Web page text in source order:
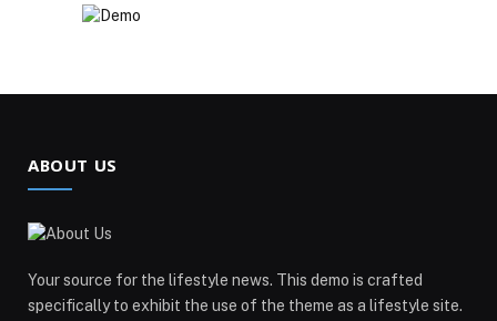
ABOUT US
Your source for the lifestyle news. This demo is crafted
specifically to exhibit the use of the theme as a lifestyle site.